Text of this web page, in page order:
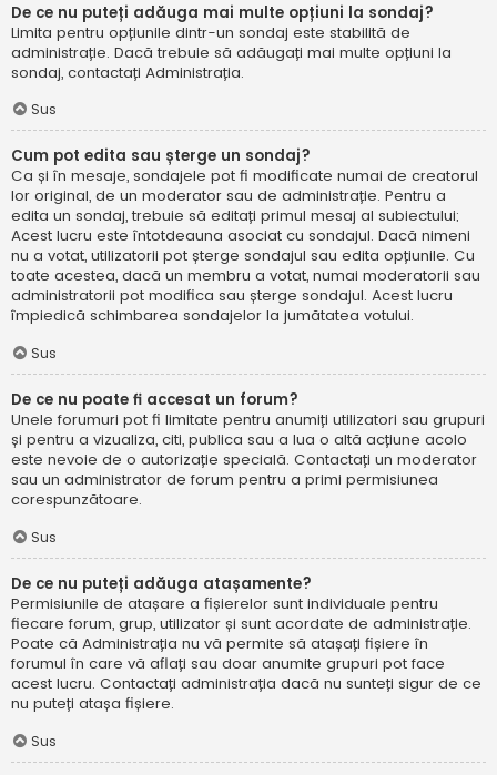
De ce nu puteți adăuga mai multe opțiuni la sondaj?
Limita pentru opțiunile dintr-un sondaj este stabilită de
administrație. Dacă trebuie să adăugați mai multe opțiuni la
sondaj, contactați Administrația.
Sus
Cum pot edita sau șterge un sondaj?
Ca și în mesaje, sondajele pot fi modificate numai de creatorul
lor original, de un moderator sau de administrație. Pentru a
edita un sondaj, trebuie să editați primul mesaj al subiectului;
Acest lucru este întotdeauna asociat cu sondajul. Dacă nimeni
nu a votat, utilizatorii pot șterge sondajul sau edita opțiunile. Cu
toate acestea, dacă un membru a votat, numai moderatorii sau
administratorii pot modifica sau șterge sondajul. Acest lucru
împiedică schimbarea sondajelor la jumătatea votului.
Sus
De ce nu poate fi accesat un forum?
Unele forumuri pot fi limitate pentru anumiți utilizatori sau grupuri
și pentru a vizualiza, citi, publica sau a lua o altă acțiune acolo
este nevoie de o autorizație specială. Contactați un moderator
sau un administrator de forum pentru a primi permisiunea
corespunzătoare.
Sus
De ce nu puteți adăuga atașamente?
Permisiunile de atașare a fișierelor sunt individuale pentru
fiecare forum, grup, utilizator și sunt acordate de administrație.
Poate că Administrația nu vă permite să atașați fișiere în
forumul în care vă aflați sau doar anumite grupuri pot face
acest lucru. Contactați administrația dacă nu sunteți sigur de ce
nu puteți atașa fișiere.
Sus